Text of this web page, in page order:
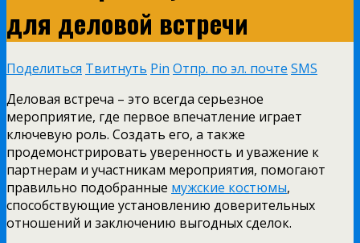
для деловой встречи
Поделиться Твитнуть Pin Отпр. по эл. почте SMS
Деловая встреча – это всегда серьезное
мероприятие, где первое впечатление играет
ключевую роль. Создать его, а также
продемонстрировать уверенность и уважение к
партнерам и участникам мероприятия, помогают
правильно подобранные мужские костюмы,
способствующие установлению доверительных
отношений и заключению выгодных сделок.